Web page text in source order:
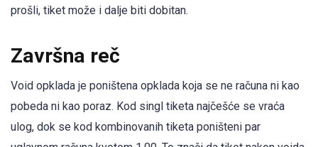
prošli, tiket može i dalje biti dobitan.
Završna reč
Void opklada je poništena opklada koja se ne računa ni kao
pobeda ni kao poraz. Kod singl tiketa najčešće se vraća
ulog, dok se kod kombinovanih tiketa poništeni par